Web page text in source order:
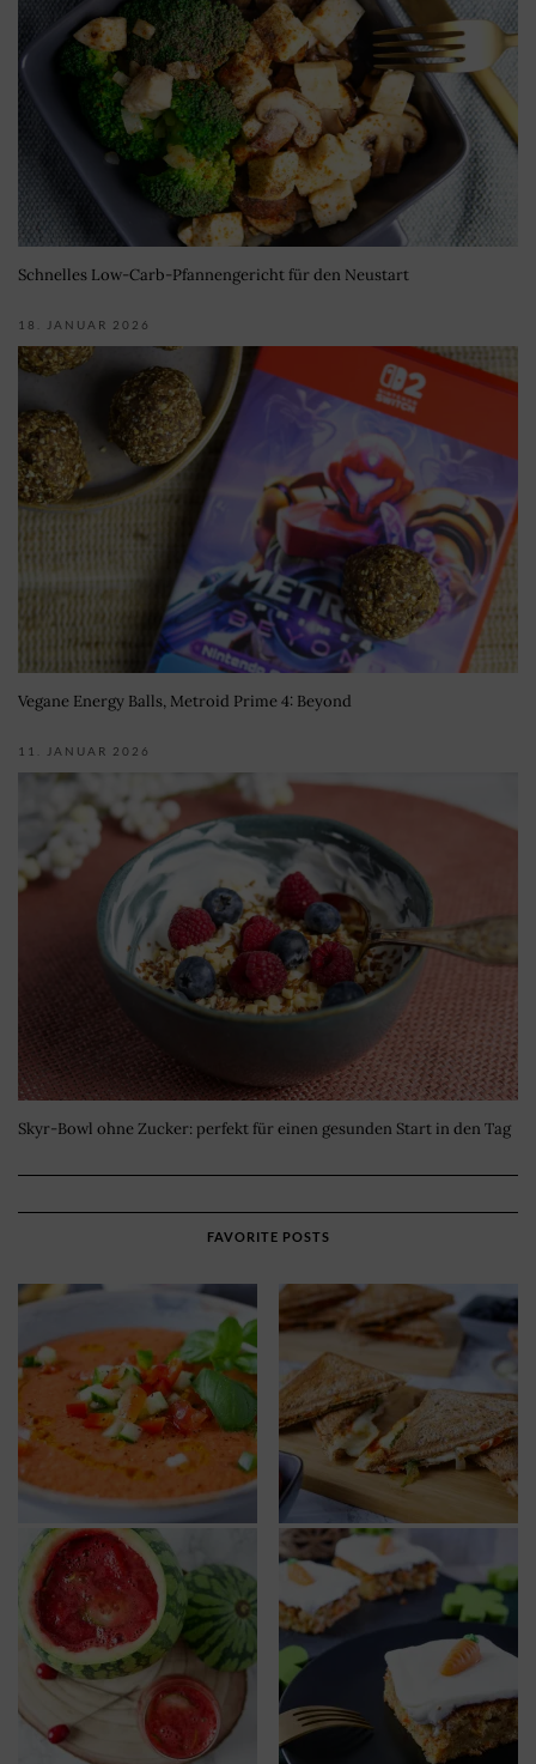
Schnelles Low-Carb-Pfannengericht für den Neustart
18. JANUAR 2026
Vegane Energy Balls, Metroid Prime 4: Beyond
11. JANUAR 2026
Skyr-Bowl ohne Zucker: perfekt für einen gesunden Start in den Tag
FAVORITE POSTS